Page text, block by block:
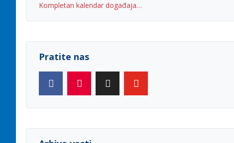
Kompletan kalendar događaja…
Pratite nas